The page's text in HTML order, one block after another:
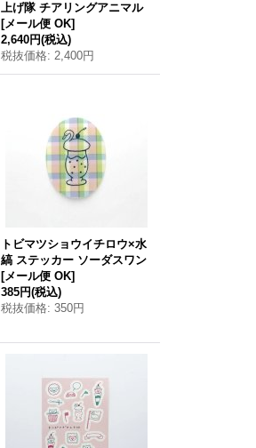
上げ隊 チアリングアニマル
[メール便 OK]
2,640円(税込)
税抜価格: 2,400円
トビマツショウイチロウ×水
縞 ステッカー ソーダスワン
[メール便 OK]
385円(税込)
税抜価格: 350円